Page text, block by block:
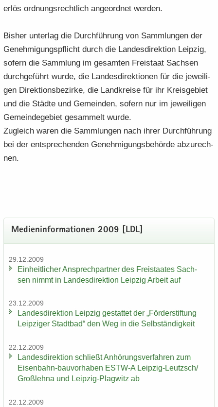
er­lös ord­nungs­recht­lich an­ge­ord­net wer­den.
Bis­her un­ter­lag die Durch­füh­rung von Samm­lun­gen der
Ge­neh­mi­gungs­pflicht durch die Lan­des­di­rek­ti­on Leip­zig,
so­fern die Samm­lung im ge­sam­ten Frei­staat Sach­sen
durch­ge­führt wurde, die Lan­des­di­rek­tio­nen für die je­wei­li­
gen Di­rek­ti­ons­be­zir­ke, die Land­krei­se für ihr Kreis­ge­biet
und die Städ­te und Ge­mein­den, so­fern nur im je­wei­li­gen
Ge­mein­de­ge­biet ge­sam­melt wurde.
Zu­gleich waren die Samm­lun­gen nach ihrer Durch­füh­rung
bei der ent­spre­chen­den Ge­neh­mi­gungs­be­hör­de ab­zu­rech­
nen.
Me­di­en­in­for­ma­tio­nen 2009 [LDL]
29.12.2009
Ein­heit­li­cher An­sprech­part­ner des Frei­staa­tes Sach­
sen nimmt in Lan­des­di­rek­ti­on Leip­zig Ar­beit auf
23.12.2009
Lan­des­di­rek­ti­on Leip­zig ge­stat­tet der „För­der­stif­tung
Leip­zi­ger Stadt­bad“ den Weg in die Selb­stän­dig­keit
22.12.2009
Lan­des­di­rek­ti­on schließt An­hö­rungs­ver­fah­ren zum
Eisenbahn-​bauvorhaben ESTW-​A Leipzig-​Leutzsch/
Groß­leh­na und Leipzig-​Plagwitz ab
22.12.2009